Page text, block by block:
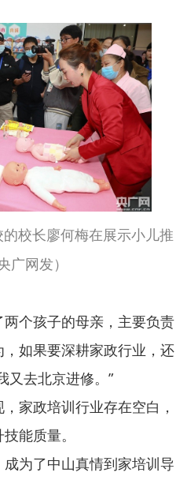
校长廖何梅在展示小儿推
广网发）
个孩子的母亲，主要负责
如果要深耕家政行业，还
又去北京进修。”
政培训行业存在空白，
能质量。
为了中山真情到家培训导